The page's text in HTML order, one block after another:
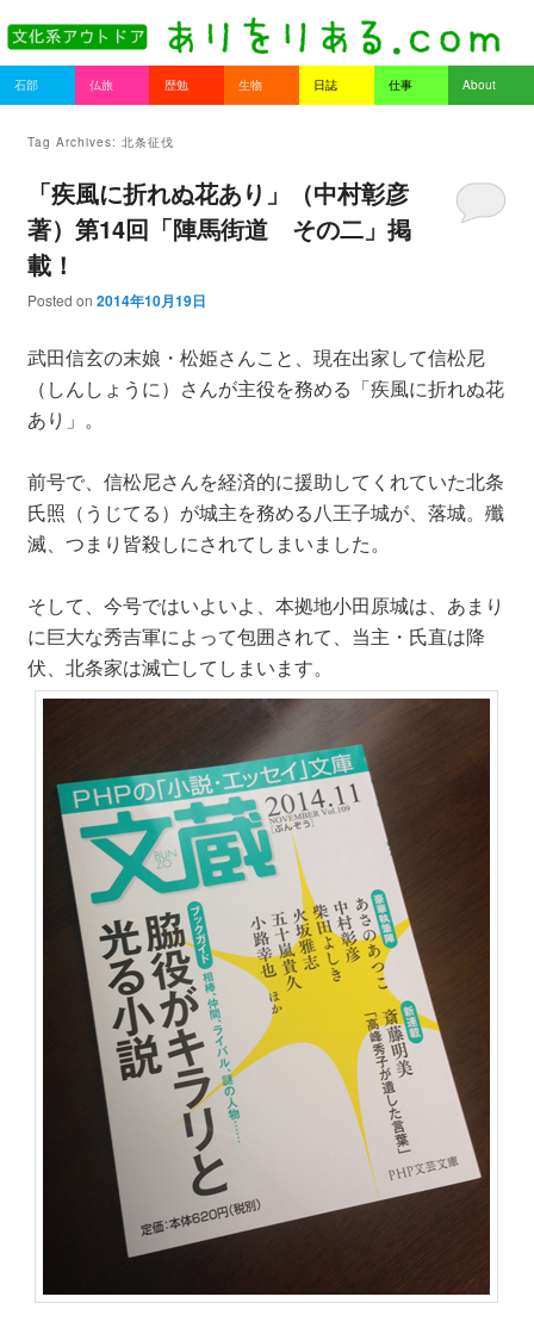
Main menu
Skip to primary content
Skip to secondary content
石部 仏旅 歴勉 生物 日誌 仕事 About
Tag Archives: 北条征伐
「疾風に折れぬ花あり」（中村彰彦
著）第14回「陣馬街道 その二」掲
載！
Posted on 2014年10月19日
武田信玄の末娘・松姫さんこと、現在出家して信松尼
（しんしょうに）さんが主役を務める「疾風に折れぬ花
あり」。
前号で、信松尼さんを経済的に援助してくれていた北条
氏照（うじてる）が城主を務める八王子城が、落城。殲
滅、つまり皆殺しにされてしまいました。
そして、今号ではいよいよ、本拠地小田原城は、あまり
に巨大な秀吉軍によって包囲されて、当主・氏直は降
伏、北条家は滅亡してしまいます。